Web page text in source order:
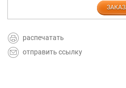
распечатать
отправить ссылку